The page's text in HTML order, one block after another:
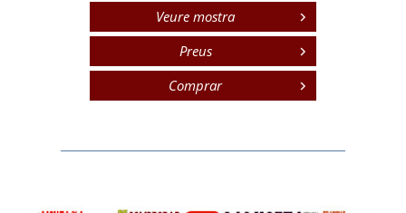
Veure mostra
Preus
Comprar